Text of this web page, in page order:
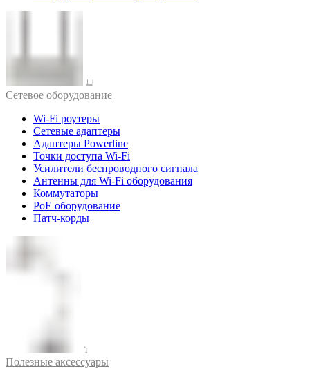
Cетевое оборудование
Wi-Fi роутеры
Сетевые адаптеры
Адаптеры Powerline
Точки доступа Wi-Fi
Усилители беспроводного сигнала
Антенны для Wi-Fi оборудования
Коммутаторы
PoE оборудование
Патч-корды
Полезные аксессуары